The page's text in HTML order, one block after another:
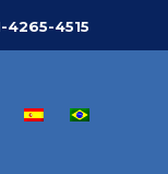
4265-4515